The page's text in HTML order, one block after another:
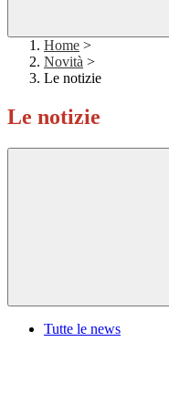
Home >
Novità >
Le notizie
Le notizie
Tutte le news